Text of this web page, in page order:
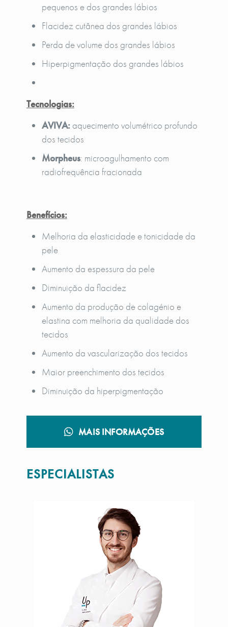
pequenos e dos grandes lábios
Flacidez cutânea dos grandes lábios
Perda de volume dos grandes lábios
Hiperpigmentação dos grandes lábios
Tecnologias:
AVIVA: aquecimento volumétrico profundo
dos tecidos
Morpheus: microagulhamento com
radiofrequência fracionada
Benefícios:
Melhoria da elasticidade e tonicidade da
pele
Aumento da espessura da pele
Diminuição da flacidez
Aumento da produção de colagénio e
elastina com melhoria da qualidade dos
tecidos
Aumento da vascularização dos tecidos
Maior preenchimento dos tecidos
Diminuição da hiperpigmentação
MAIS INFORMAÇÕES
ESPECIALISTAS